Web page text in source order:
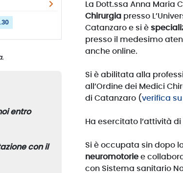
11 Agosto
15.00
entro
con il
La Dott.ssa Anna Maria
Chirurgia presso
Catanzaro e si è
presso il medesimo
anche online.
Si è abilitata alla
all’Ordine dei Medici
di Catanzaro (verifica su
Ha esercitato l’attività
Si è occupata sin dopo
neuromotorie e
con Sistema sanitario